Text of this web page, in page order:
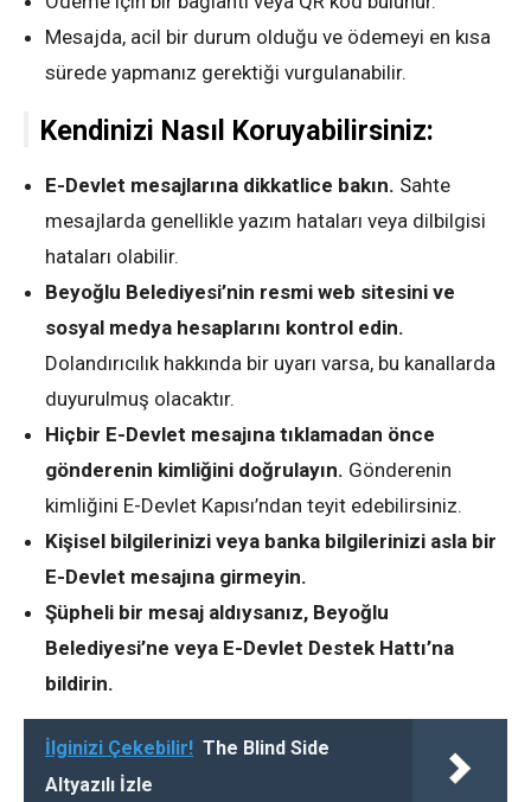
Mesajda, acil bir durum olduğu ve ödemeyi en kısa
sürede yapmanız gerektiği vurgulanabilir.
Kendinizi Nasıl Koruyabilirsiniz:
E-Devlet mesajlarına dikkatlice bakın. Sahte
mesajlarda genellikle yazım hataları veya dilbilgisi
hataları olabilir.
Beyoğlu Belediyesi’nin resmi web sitesini ve
sosyal medya hesaplarını kontrol edin.
Dolandırıcılık hakkında bir uyarı varsa, bu kanallarda
duyurulmuş olacaktır.
Hiçbir E-Devlet mesajına tıklamadan önce
gönderenin kimliğini doğrulayın. Gönderenin
kimliğini E-Devlet Kapısı’ndan teyit edebilirsiniz.
Kişisel bilgilerinizi veya banka bilgilerinizi asla bir
E-Devlet mesajına girmeyin.
Şüpheli bir mesaj aldıysanız, Beyoğlu
Belediyesi’ne veya E-Devlet Destek Hattı’na
bildirin.
İlginizi Çekebilir! The Blind Side
Altyazılı İzle